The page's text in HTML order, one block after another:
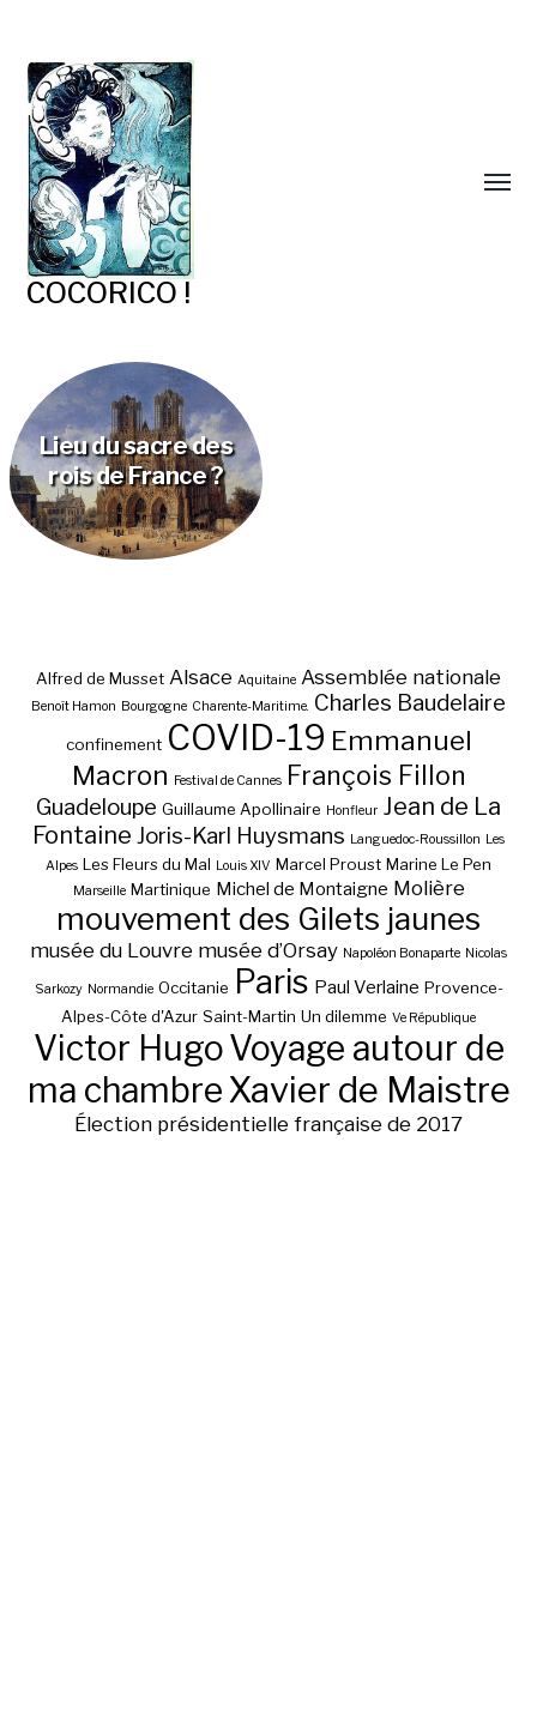
COCORICO !
Lieu du sacre des
rois de France ?
Alfred de Musset Alsace Aquitaine Assemblée nationale
Benoît Hamon Bourgogne Charente-Maritime. Charles Baudelaire
confinement COVID-19 Emmanuel
Macron
Festival de Cannes François Fillon
Guadeloupe Guillaume Apollinaire Honfleur Jean de La
Fontaine Joris-Karl Huysmans Languedoc-Roussillon Les
Alpes Les Fleurs du Mal Louis XIV Marcel Proust Marine Le Pen
Marseille Martinique Michel de Montaigne Molière
mouvement des Gilets jaunes
musée du Louvre musée d’Orsay Napoléon Bonaparte Nicolas
Sarkozy Normandie Occitanie Paris Paul Verlaine Provence-
Alpes-Côte d'Azur Saint-Martin Un dilemme Ve République
Victor HugoVoyage autour de
ma chambreXavier de Maistre
Élection présidentielle française de 2017